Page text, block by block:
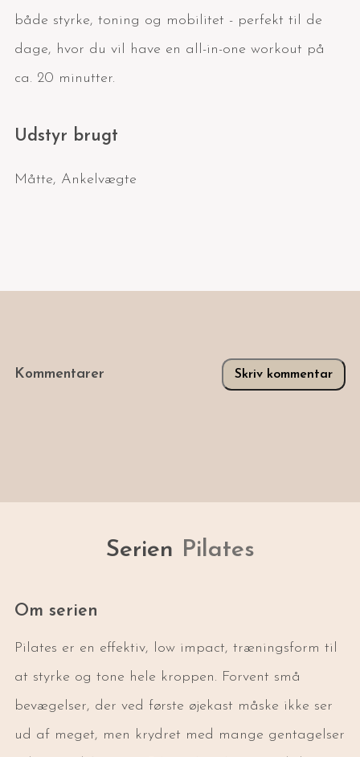
både styrke, toning og mobilitet - perfekt til de
dage, hvor du vil have en all-in-one workout på
ca. 20 minutter.
Udstyr brugt
Måtte, Ankelvægte
Kommentarer Skriv kommentar
Serien Pilates
Om serien
Pilates er en effektiv, low impact, træningsform til
at styrke og tone hele kroppen. Forvent små
bevægelser, der ved første øjekast måske ikke ser
ud af meget, men krydret med mange gentagelser